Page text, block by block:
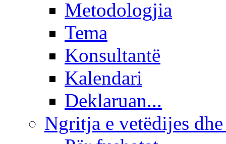
Metodologjia
Tema
Konsultantë
Kalendari
Deklaruan...
Ngritja e vetëdijes